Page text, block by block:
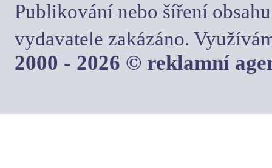
Publikování nebo šíření
vydavatele zakázáno.
2000 - 2026 © reklamní